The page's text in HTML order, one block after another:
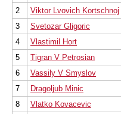
2
Viktor Lvovich Kortschnoj
3
Svetozar Gligoric
4
Vlastimil Hort
5
Tigran V Petrosian
6
Vassily V Smyslov
7
Dragoljub Minic
8
Vlatko Kovacevic